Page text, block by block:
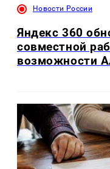
Новости России
Яндекс 360
совместной
возможности